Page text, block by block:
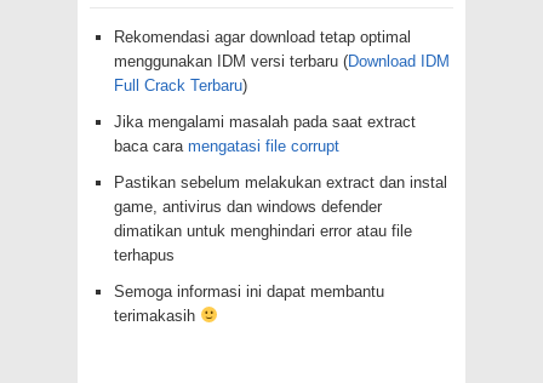
Rekomendasi agar download tetap optimal
menggunakan IDM versi terbaru (Download IDM
Full Crack Terbaru)
Jika mengalami masalah pada saat extract
baca cara mengatasi file corrupt
Pastikan sebelum melakukan extract dan instal
game, antivirus dan windows defender
dimatikan untuk menghindari error atau file
terhapus
Semoga informasi ini dapat membantu
terimakasih